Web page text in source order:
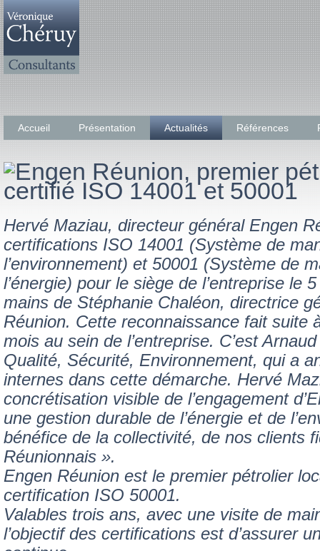
Accueil Présentation Actualités Références
Hervé Maziau, directeur général Engen
certifications ISO 14001 (Système de
l’environnement) et 50001 (Système de
l’énergie) pour le siège de l’entreprise le
mains de Stéphanie Chaléon, directrice
Réunion. Cette reconnaissance fait suite
mois au sein de l’entreprise. C’est
Qualité, Sécurité, Environnement, qui a
internes dans cette démarche. Hervé
concrétisation visible de l’engagement
une gestion durable de l’énergie et de
bénéfice de la collectivité, de nos clients
Réunionnais ».
Engen Réunion est le premier pétrolier
certification ISO 50001.
Valables trois ans, avec une visite de
l’objectif des certifications est d’assurer